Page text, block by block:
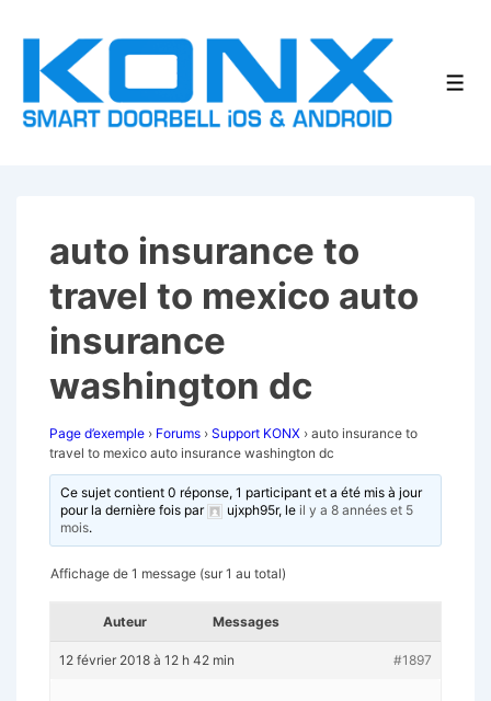
passer
contenu
auto insurance to
travel to mexico auto
insurance
washington dc
Page d’exemple › Forums › Support KONX › auto insurance to
travel to mexico auto insurance washington dc
Ce sujet contient 0 réponse, 1 participant et a été mis à jour
pour la dernière fois par
ujxph95r, leil y a 8 années et 5
mois.
Affichage de 1 message (sur 1 au total)
Auteur Messages
12 février 2018 à 12 h 42 min #1897